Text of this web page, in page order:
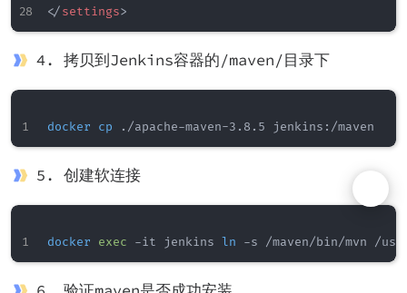
</settings>
4. 拷贝到Jenkins容器的/maven/目录下
docker cp
5. 创建软连接
docker exec -it jenkins ln